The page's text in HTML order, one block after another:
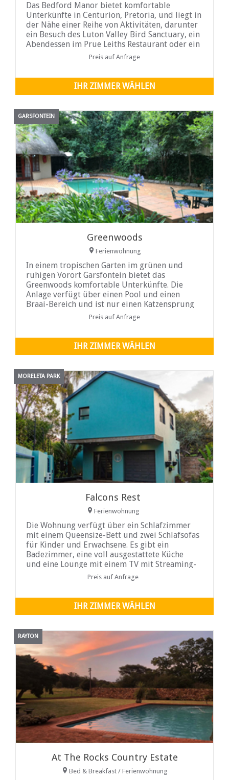
Das Bedford Manor bietet komfortable
Unterkünfte in Centurion, Pretoria, und liegt in
der Nähe einer Reihe von Aktivitäten, darunter
ein Besuch des Luton Valley Bird Sanctuary, ein
Abendessen im Prue Leiths Restaurant oder ein
Besuch des Irene Village Market...
Preis auf Anfrage
IHR ZIMMER WÄHLEN
GARSFONTEIN
Greenwoods
Ferienwohnung
In einem tropischen Garten im grünen und
ruhigen Vorort Garsfontein bietet das
Greenwoods komfortable Unterkünfte. Die
Anlage verfügt über einen Pool und einen
Braai-Bereich und ist nur einen Katzensprung
von Menlyn Maine, Time Square Casino, Menlyn
Shopping Mall und Woodhill Golf Course
Preis auf Anfrage
IHR ZIMMER WÄHLEN
MORELETA PARK
Falcons Rest
Ferienwohnung
Die Wohnung verfügt über ein Schlafzimmer
mit einem Queensize-Bett und zwei Schlafsofas
für Kinder und Erwachsene. Es gibt ein
Badezimmer, eine voll ausgestattete Küche
und eine Lounge mit einem TV mit Streaming-
Diensten. Die Suite verfügt über ein
Queensize-Bett und eine eigene Dusche, einen
Arbeitsplatz, Tee-/Kaffeezubereiter, eine
Mikrowelle und eine Minibar. WLAN ist in
Preis auf Anfrage
IHR ZIMMER WÄHLEN
RAYTON
At The Rocks Country Estate
Bed & Breakfast / Ferienwohnung